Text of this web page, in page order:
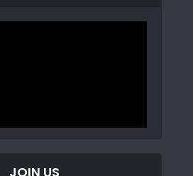
JOIN US